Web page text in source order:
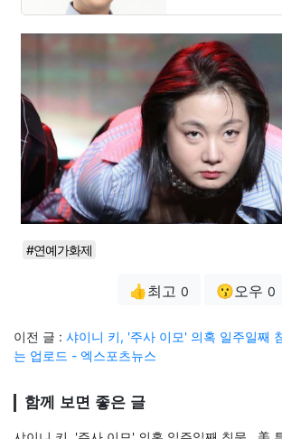
#연예가화제
👍최고 0 😗오우 0
이전 글 : 샤이니 키, '주사 이모' 의혹 일주일째
는 업로드 - 엑스포츠뉴스
함께 보면 좋은 글